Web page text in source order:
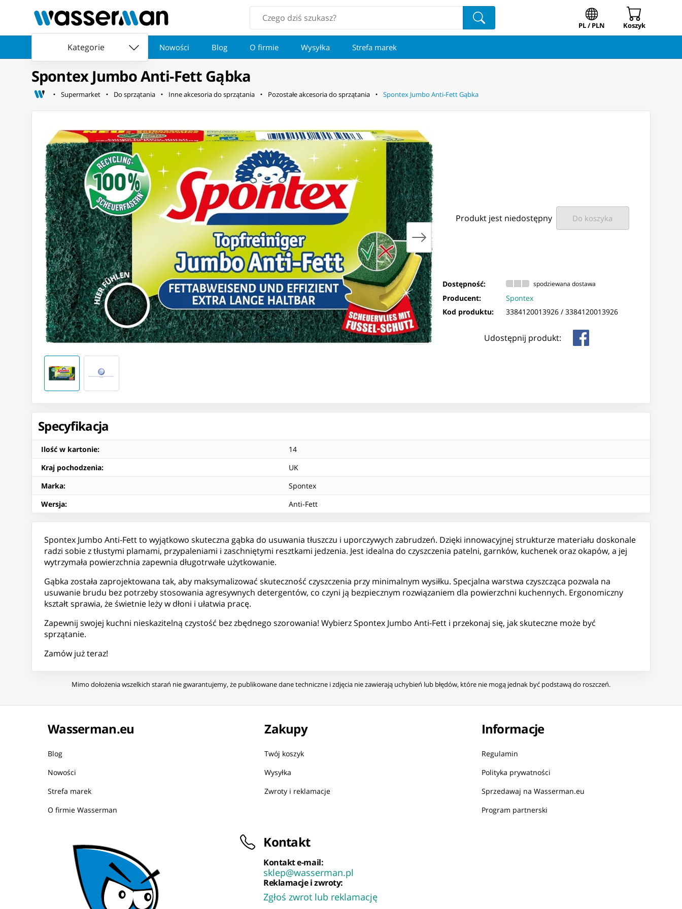
PL / PLN Koszyk
Kategorie Nowości Blog O firmie Wysyłka Strefa marek
Spontex Jumbo Anti-Fett Gąbka
Supermarket Do sprzątania Inne akcesoria do sprzątania Pozostałe akcesoria do sprzątania Spontex Jumbo Anti-Fett Gąbka
Produkt jest niedostępny Do koszyka
Dostępność: spodziewana dostawa
Producent:
Spontex
Kod produktu:
3384120013926 /3384120013926
Udostępnij produkt:
Specyfikacja
Ilość w kartonie:
14
Kraj pochodzenia:
UK
Marka:
Spontex
Wersja: Anti-Fett
Spontex Jumbo Anti-Fett to wyjątkowo skuteczna gąbka do usuwania tłuszczu i uporczywych zabrudzeń. Dzięki innowacyjnej strukturze materiału doskonale
radzi sobie z tłustymi plamami, przypaleniami i zaschniętymi resztkami jedzenia. Jest idealna do czyszczenia patelni, garnków, kuchenek oraz okapów, a jej
wytrzymała powierzchnia zapewnia długotrwałe użytkowanie.
Gąbka została zaprojektowana tak, aby maksymalizować skuteczność czyszczenia przy minimalnym wysiłku. Specjalna warstwa czyszcząca pozwala na
usuwanie brudu bez potrzeby stosowania agresywnych detergentów, co czyni ją bezpiecznym rozwiązaniem dla powierzchni kuchennych. Ergonomiczny
kształt sprawia, że świetnie leży w dłoni i ułatwia pracę.
Zapewnij swojej kuchni nieskazitelną czystość bez zbędnego szorowania! Wybierz Spontex Jumbo Anti-Fett i przekonaj się, jak skuteczne może być
sprzątanie.
Zamów już teraz!
Mimo dołożenia wszelkich starań nie gwarantujemy, że publikowane dane techniczne i zdjęcia nie zawierają uchybień lub błędów, które nie mogą jednak być podstawą do roszczeń.
Wasserman.eu
Blog
Nowości
Strefa marek
O firmie Wasserman
Zakupy
Twój koszyk
Wysyłka
Zwroty i reklamacje
Informacje
Regulamin
Polityka prywatności
Sprzedawaj na Wasserman.eu
Program partnerski
Kontakt
Kontakt e-mail:
sklep@wasserman.pl
Reklamacje i zwroty:
Zgłoś zwrot lub reklamację